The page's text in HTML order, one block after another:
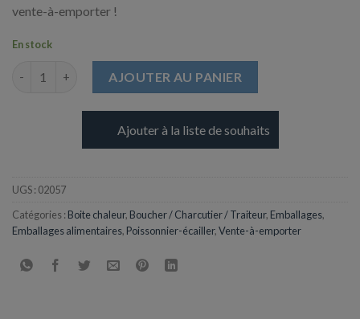
vente-à-emporter !
En stock
AJOUTER AU PANIER
Ajouter à la liste de souhaits
UGS : 02057
Catégories : Boite chaleur, Boucher / Charcutier / Traiteur, Emballages,
Emballages alimentaires, Poissonnier-écailler,Vente-à-emporter